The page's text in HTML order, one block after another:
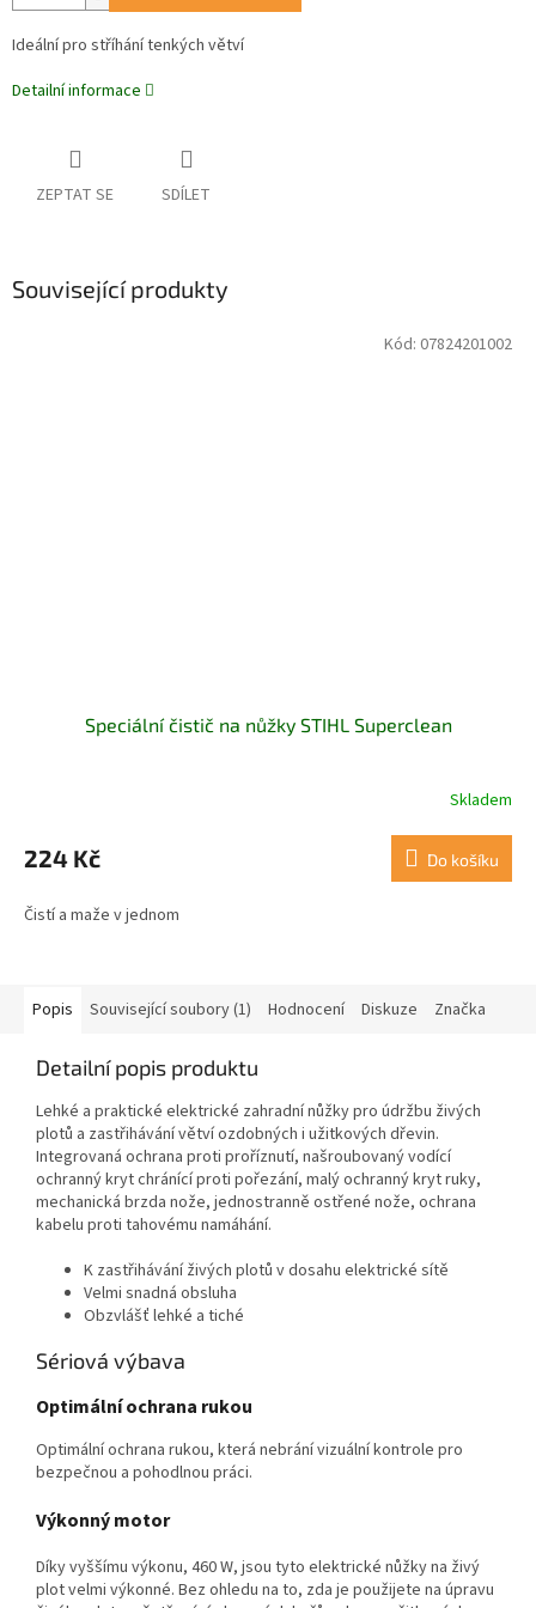
Ideální pro stříhání tenkých větví
Detailní informace
ZEPTAT SE SDÍLET
Související produkty
Speciální čistič na nůžky STIHL Superclean
Skladem
224 Kč Do košíku
Čistí a maže v jednom
Kód: 07824201002
Popis Související soubory (1) Hodnocení Diskuze Značka
Detailní popis produktu
Lehké a praktické elektrické zahradní nůžky pro údržbu živých
plotů a zastřihávání větví ozdobných i užitkových dřevin.
Integrovaná ochrana proti proříznutí, našroubovaný vodící
ochranný kryt chránící proti pořezání, malý ochranný kryt ruky,
mechanická brzda nože, jednostranně ostřené nože, ochrana
kabelu proti tahovému namáhání.
K zastřihávání živých plotů v dosahu elektrické sítě
Velmi snadná obsluha
Obzvlášť lehké a tiché
Sériová výbava
Optimální ochrana rukou
Optimální ochrana rukou, která nebrání vizuální kontrole pro
bezpečnou a pohodlnou práci.
Výkonný motor
Díky vyššímu výkonu, 460 W, jsou tyto elektrické nůžky na živý
plot velmi výkonné. Bez ohledu na to, zda je použijete na úpravu